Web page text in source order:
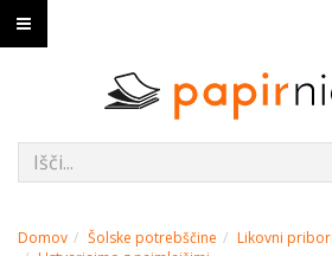
Domov Šolske potrebščine
Likovni pribor